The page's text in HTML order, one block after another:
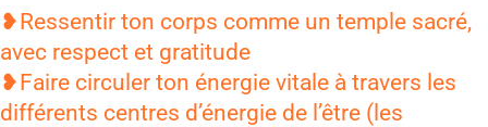
❥Ressentir ton corps comme un temple sacré,
avec respect et gratitude
❥Faire circuler ton énergie vitale à travers les
différents centres d’énergie de l’être (les